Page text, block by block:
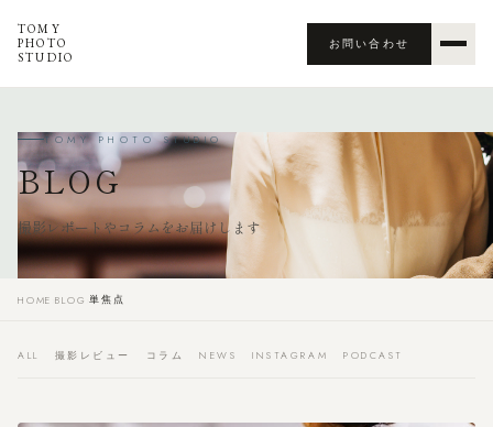
TOMY
PHOTO
STUDIO
お問い合わせ
TOMY PHOTO STUDIO
BLOG
撮影レポートやコラムをお届けします
HOME ›BLOG ›単焦点
ALL 撮影レビュー コラム NEWS INSTAGRAM PODCAST